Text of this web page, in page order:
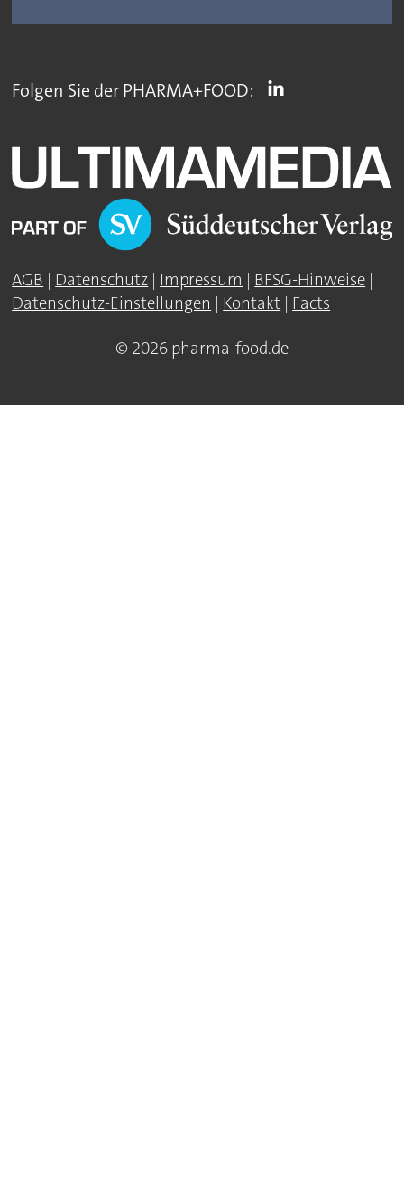
Folgen Sie der PHARMA+FOOD:
AGB | Datenschutz | Impressum | BFSG-Hinweise |
Datenschutz-Einstellungen | Kontakt | Facts
© 2026 pharma-food.de